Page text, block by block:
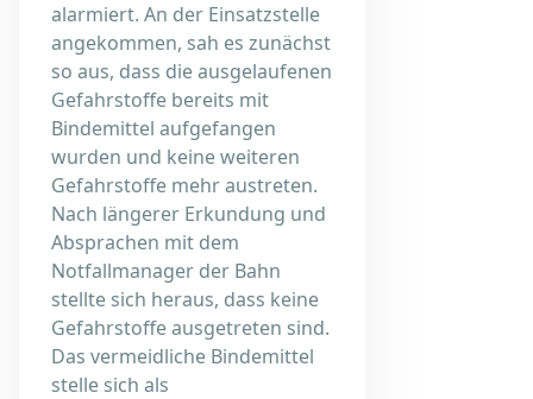
alarmiert. An der Einsatzstelle
angekommen, sah es zunächst
so aus, dass die ausgelaufenen
Gefahrstoffe bereits mit
Bindemittel aufgefangen
wurden und keine weiteren
Gefahrstoffe mehr austreten.
Nach längerer Erkundung und
Absprachen mit dem
Notfallmanager der Bahn
stellte sich heraus, dass keine
Gefahrstoffe ausgetreten sind.
Das vermeidliche Bindemittel
stelle sich als